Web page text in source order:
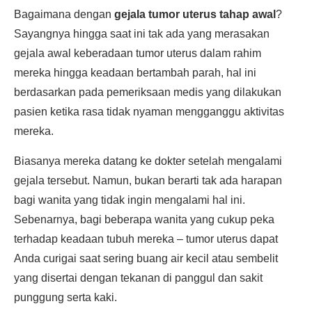
Bagaimana dengan gejala tumor uterus tahap awal ?
Sayangnya hingga saat ini tak ada yang merasakan
gejala awal keberadaan tumor uterus dalam rahim
mereka hingga keadaan bertambah parah, hal ini
berdasarkan pada pemeriksaan medis yang dilakukan
pasien ketika rasa tidak nyaman mengganggu aktivitas
mereka.
Biasanya mereka datang ke dokter setelah mengalami
gejala tersebut. Namun, bukan berarti tak ada harapan
bagi wanita yang tidak ingin mengalami hal ini.
Sebenarnya, bagi beberapa wanita yang cukup peka
terhadap keadaan tubuh mereka – tumor uterus dapat
Anda curigai saat sering buang air kecil atau sembelit
yang disertai dengan tekanan di panggul dan sakit
punggung serta kaki.